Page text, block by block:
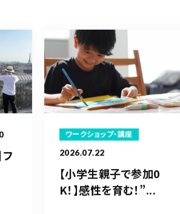
フ
ワークショップ・講座
2026.07.22
【小学生親子で参加0
K！】感性を育む！”...